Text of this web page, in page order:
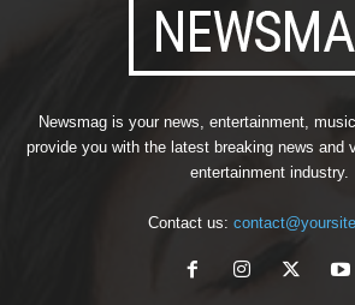
Newsmag is your news, entertainment,
provide you with the latest breaking news and
entertainment industry.
Contact us: